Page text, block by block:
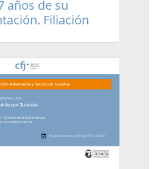
años de su
Filiación